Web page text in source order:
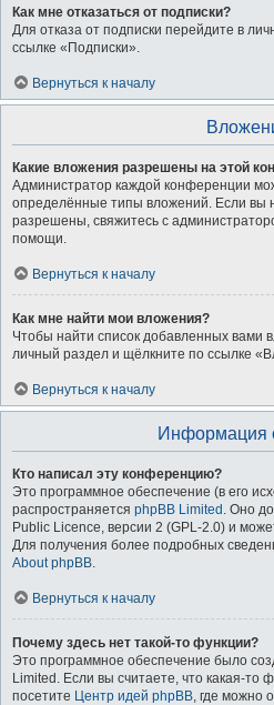
Как мне отказаться от подписки?
Для отказа от подписки перейдите в
ссылке «Подписки».
Вернуться к началу
Какие вложения разрешены на этой
Администратор каждой конференции
определённые типы вложений. Если вы
разрешены, свяжитесь с
помощи.
Вернуться к началу
Как мне найти мои вложения?
Чтобы найти список добавленных вами
личный раздел и щёлкните по ссылке
Вернуться к началу
Информация
Кто написал эту конференцию?
Это программное обеспечение (в его
распространяется phpBB Limited . Оно
Public Licence, версии 2 (GPL-2.0) и
Для получения более подробных
About phpBB.
Вернуться к началу
Почему здесь нет такой-то функции?
Это программное обеспечение было
Limited. Если вы считаете, что какая-то
посетите Центр идей phpBB, где можно